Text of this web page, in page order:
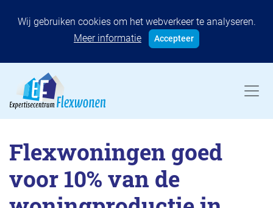
Wij gebruiken cookies om het webverkeer te analyseren.
Meer informatie
Accepteer
Flexwoningen goed
voor 10% van de